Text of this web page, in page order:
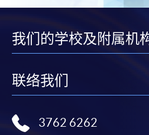
我们的学校及附属机
联络我们
3762 6262